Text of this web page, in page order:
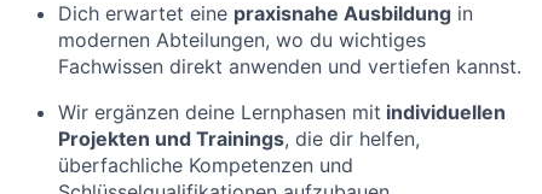
Dich erwartet eine praxisnahe Ausbildung in
modernen Abteilungen, wo du wichtiges
Fachwissen direkt anwenden und vertiefen kannst.
Wir ergänzen deine Lernphasen mit individuellen
Projekten und Trainings, die dir helfen,
überfachliche Kompetenzen und